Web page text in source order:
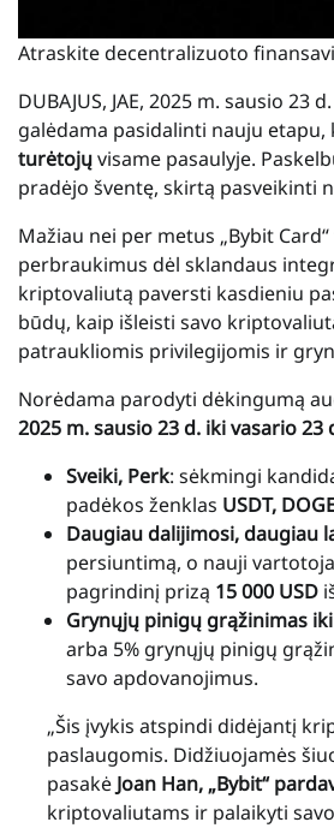
Atraskite decentralizuoto
DUBAJUS, JAE, 2025 m. sausio
galėdama pasidalinti nauju
turėtojųvisame pasaulyje.
pradėjo šventę, skirtą pasveikinti
Mažiau nei per metus „Bybit
perbraukimus dėl sklandaus
kriptovaliutą paversti kasdieniu
būdų, kaip išleisti savo
patraukliomis privilegijomis ir
Norėdama parodyti dėkingumą
2025 m. sausio 23 d. iki vasario 23
Sveiki, Perk: sėkmingi
padėkos ženklas USDT,
Daugiau dalijimosi, daugiau
persiuntimą, o nauji
pagrindinį prizą 15 000 USD
Grynųjų pinigų grąžinimas iki
arba 5% grynųjų pinigų
savo apdovanojimus.
„Šis įvykis atspindi didėjantį
paslaugomis. Didžiuojamės
pasakė Joan Han, „Bybit“
kriptovaliutams ir palaikyti